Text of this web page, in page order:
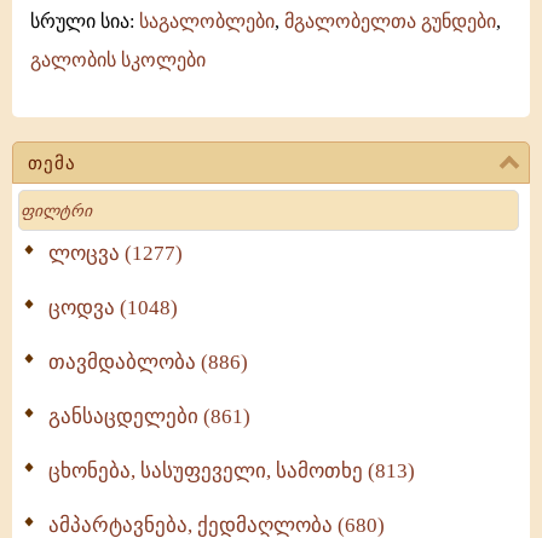
თემა
Search
ლოცვა (1277)
ცოდვა (1048)
თავმდაბლობა (886)
განსაცდელები (861)
ცხონება, სასუფეველი, სამოთხე (813)
ამპარტავნება, ქედმაღლობა (680)
სრული სია: საგალობლები, მგალობელთა გუნდები,
გალობის სკოლები